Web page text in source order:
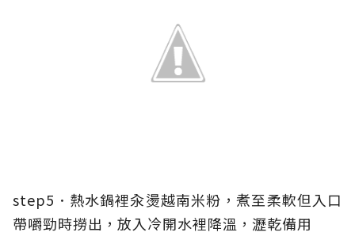
step5．熱水鍋裡汆燙越南米粉，煮至柔軟但入口
帶嚼勁時撈出，放入冷開水裡降溫，瀝乾備用